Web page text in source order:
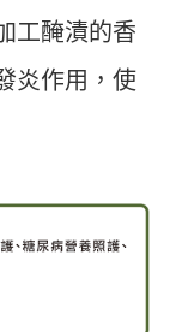
工醃漬的香
炎作用，使